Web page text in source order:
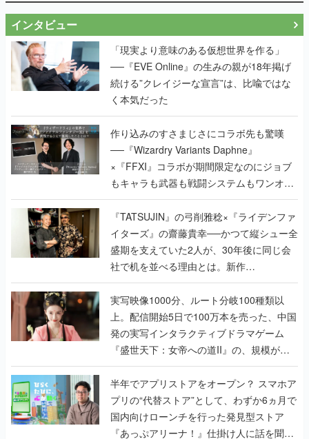
インタビュー
「現実より意味のある仮想世界を作る」
──『EVE Online』の生みの親が18年掲げ
続ける”クレイジーな宣言”は、比喩ではな
く本気だった
作り込みのすさまじさにコラボ先も驚嘆
──『Wizardry Variants Daphne』
×『FFXI』コラボが期間限定なのにジョブ
もキャラも武器も戦闘システムもワンオフ
で作り込まれた理由を両ディレクターに聞
く
『TATSUJIN』の弓削雅稔×『ライデンファ
イターズ』の齋藤貴幸──かつて縦シュー全
盛期を支えていた2人が、30年後に同じ会
社で机を並べる理由とは。新作
『TATSUJIN EXTREME』で初タッグを組
んだレジェンド2人に訊く開発秘話
実写映像1000分、ルート分岐100種類以
上。配信開始5日で100万本を売った、中国
発の実写インタラクティブドラマゲーム
『盛世天下：女帝への道II』の、規模が違
うこだわりをプロデューサーに聞いた
半年でアプリストアをオープン？ スマホア
プリの“代替ストア”として、わずか6ヵ月で
国内向けローンチを行った発見型ストア
『あっぷアリーナ！』仕掛け人に話を聞い